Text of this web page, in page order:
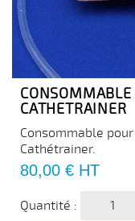
CONSOMMABLE
CATHETRAINER
Consommable
Cathétrainer.
Prix
80,00 € HT
Quantité :